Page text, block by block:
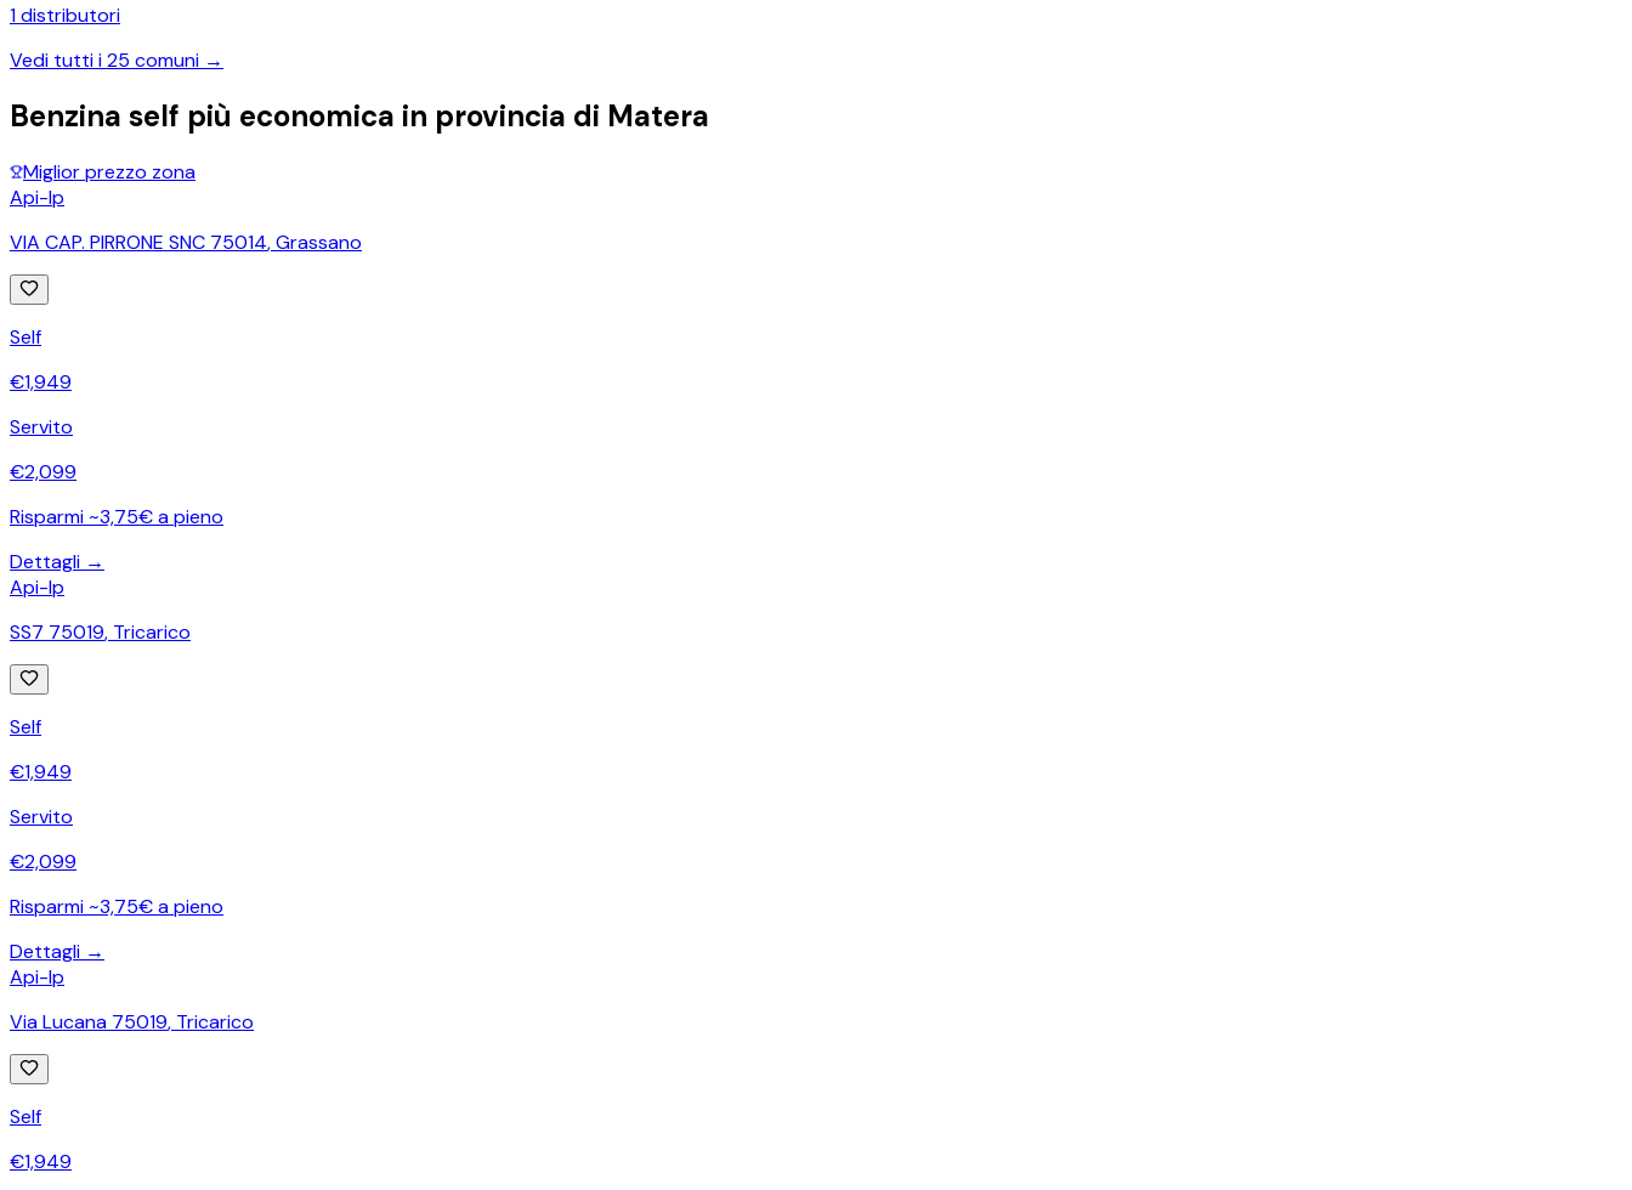
1distributori
Vedi tutti i25 comuni →
Benzina self più economica in provincia di Matera
Miglior prezzo zona
Api-Ip
VIA CAP. PIRRONE SNC 75014,Grassano
Self
€1,949
Servito
€2,099
Risparmi ~3,75€ a pieno
Dettagli →
Api-Ip
SS7 75019, Tricarico
Self
€1,949
Servito
€2,099
Risparmi ~3,75€ a pieno
Dettagli →
Api-Ip
Via Lucana 75019, Tricarico
Self
€1,949